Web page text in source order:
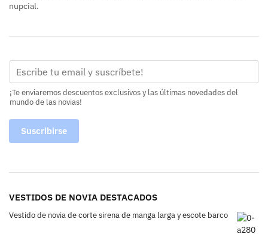
nupcial.
¡Te enviaremos descuentos exclusivos y las últimas novedades del
mundo de las novias!
Suscribirse
VESTIDOS DE NOVIA DESTACADOS
Vestido de novia de corte sirena de manga larga y escote barco